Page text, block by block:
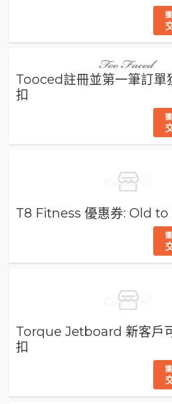
Tooced註冊並第一筆訂單
扣
T8 Fitness 優惠券: Old to
Torque Jetboard 新客戶
扣